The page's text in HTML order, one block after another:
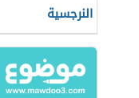
النرجسية